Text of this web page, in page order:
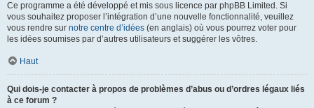
Ce programme a été développé et mis sous licence par phpBB Limited. Si
vous souhaitez proposer l’intégration d’une nouvelle fonctionnalité, veuillez
vous rendre sur notre centre d’idées (en anglais) où vous pourrez voter pour
les idées soumises par d’autres utilisateurs et suggérer les vôtres.
Haut
Qui dois-je contacter à propos de problèmes d’abus ou d’ordres légaux liés
à ce forum ?